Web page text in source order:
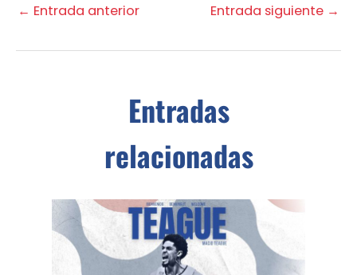
← Entrada anterior Entrada siguiente →
Entradas
relacionadas